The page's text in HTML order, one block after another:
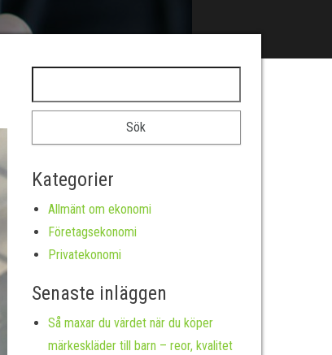
Kategorier
Allmänt om ekonomi
Företagsekonomi
Privatekonomi
Senaste inläggen
Så maxar du värdet när du köper
märkeskläder till barn – reor, kvalitet